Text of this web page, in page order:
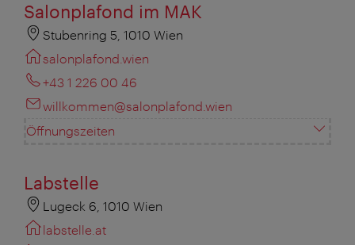
Salonplafond im MAK
Stubenring 5, 1010 Wien
salonplafond.wien
+43 1 226 00 46
willkommen@salonplafond.wien
Öffnungszeiten
Labstelle
Lugeck 6, 1010 Wien
labstelle.at